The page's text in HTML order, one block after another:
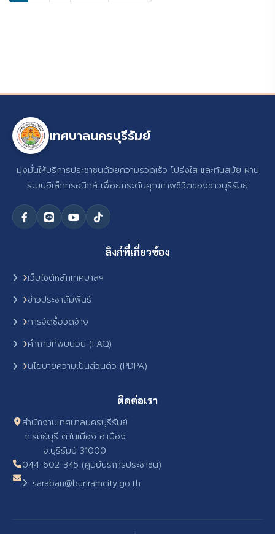
เทศบาลนครบุรีรัมย์
มุ่งมั่นให้บริการประชาชนด้วยความรวดเร็ว โปร่งใส และทันสมัย ผ่าน
ระบบอิเล็กทรอนิกส์ เพื่อยกระดับคุณภาพชีวิตของชาวบุรีรัมย์
ลิงก์ที่เกี่ยวข้อง
เว็บไซต์หลักเทศบาลฯ
ข่าวประชาสัมพันธ์
การจัดซื้อจัดจ้าง
คำถามที่พบบ่อย (FAQ)
นโยบายความเป็นส่วนตัว (PDPA)
ติดต่อเรา
สำนักงานเทศบาลนครบุรีรัมย์
ถ.รมย์บุรี ต.ในเมือง อ.เมือง
จ.บุรีรัมย์ 31000
044-602-345 (ศูนย์บริการประชาชน)
saraban@buriramcity.go.th